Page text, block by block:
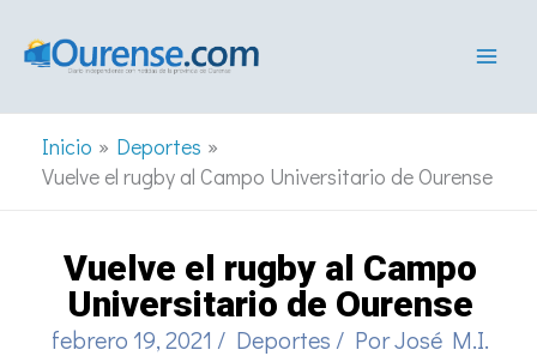
Inicio
Deportes
Vuelve el rugby al Campo Universitario de Ourense
Vuelve el rugby al Campo
Universitario de Ourense
febrero 19, 2021 / Deportes / PorJosé M.I.